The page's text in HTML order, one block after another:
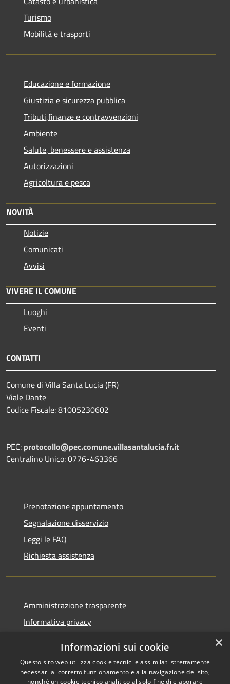
Turismo
Mobilità e trasporti
Educazione e formazione
Giustizia e sicurezza pubblica
Tributi,finanze e contravvenzioni
Ambiente
Salute, benessere e assistenza
Autorizzazioni
Agricoltura e pesca
NOVITÀ
Notizie
Comunicati
Avvisi
VIVERE IL COMUNE
Luoghi
Eventi
CONTATTI
Comune di Villa Santa Lucia (FR)
Viale Dante
Codice Fiscale: 81005230602
PEC: protocollo@pec.comune.villasantalucia.fr.it
Centralino Unico: 0776-463366
Prenotazione appuntamento
Segnalazione disservizio
Leggi le FAQ
Richiesta assistenza
Amministrazione trasparente
Informativa privacy
Dichiarazione di accessibilità
×
Informazioni sui cookie
Questo sito web utilizza cookie tecnici e assimilati strettamente
necessari al corretto funzionamento e alla navigazione del sito,
nonché un cookie tecnico analitico al solo fine di elaborare